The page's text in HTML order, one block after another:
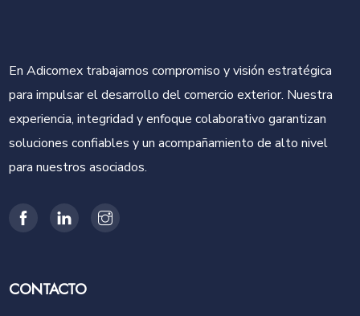
En Adicomex trabajamos compromiso y visión estratégica
para impulsar el desarrollo del comercio exterior. Nuestra
experiencia, integridad y enfoque colaborativo garantizan
soluciones confiables y un acompañamiento de alto nivel
para nuestros asociados.
CONTACTO